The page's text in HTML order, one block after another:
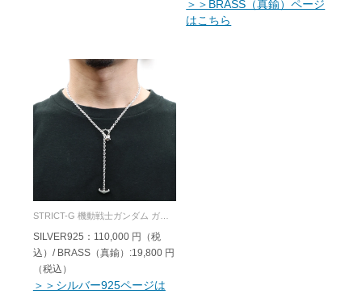
＞＞BRASS（真鍮）ページ
はこちら
STRICT-G 機動戦士ガンダム ガンダムハンマー 3巻きブレスレット & ネックレス SILVER925/BRASS
SILVER925：110,000 円（税
込）/ BRASS（真鍮）:19,800 円
（税込）
＞＞シルバー925ページは